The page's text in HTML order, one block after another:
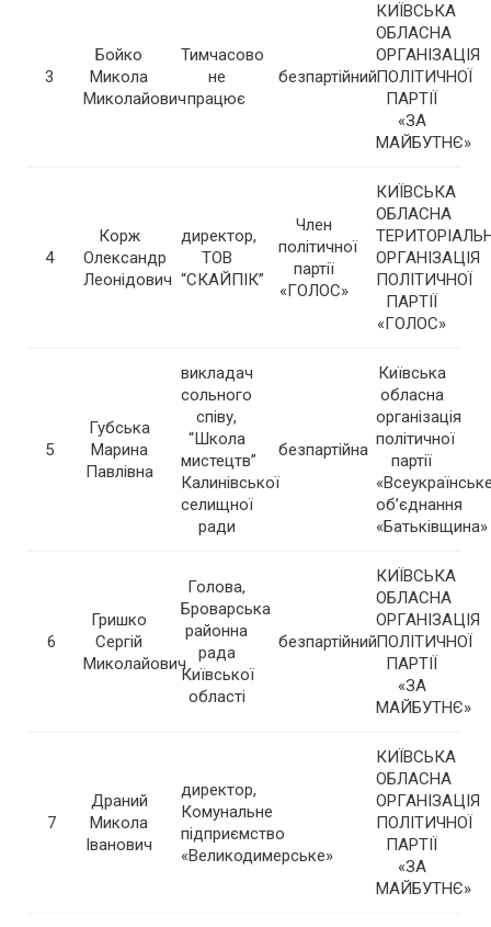
3
Бойко
Микола
Миколайович
Тимчасово
не
працює
безпартійний
КИЇВСЬКА
ОБЛАСНА
ОРГАНІЗАЦІЯ
ПОЛІТИЧНОЇ
ПАРТІЇ
«ЗА
МАЙБУТНЄ»
4
Корж
Олександр
Леонідович
директор,
ТОВ
“СКАЙПІК”
Член
політичної
партії
«ГОЛОС»
КИЇВСЬКА
ОБЛАСНА
ОРГАНІЗАЦІЯ
ПОЛІТИЧНОЇ
ПАРТІЇ
«ГОЛОС»
5
Губська
Марина
Павлівна
викладач
сольного
співу,
“Школа
мистецтв”
Калинівської
селищної
ради
безпартійна
Київська
обласна
організація
політичної
партії
об’єднання
«Батьківщина»
6
Гришко
Сергій
Миколайович
Голова,
Броварська
районна
рада
Київської
області
безпартійний
КИЇВСЬКА
ОБЛАСНА
ОРГАНІЗАЦІЯ
ПОЛІТИЧНОЇ
ПАРТІЇ
«ЗА
МАЙБУТНЄ»
7
Драний
Микола
Іванович
директор,
Комунальне
підприємство
«Великодимерське»
КИЇВСЬКА
ОБЛАСНА
ОРГАНІЗАЦІЯ
ПОЛІТИЧНОЇ
ПАРТІЇ
«ЗА
МАЙБУТНЄ»